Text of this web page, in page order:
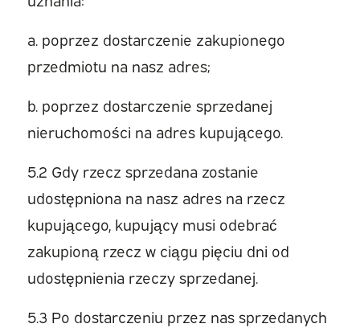
a. poprzez dostarczenie zakupionego
przedmiotu na nasz adres;
b. poprzez dostarczenie sprzedanej
nieruchomości na adres kupującego.
5.2 Gdy rzecz sprzedana zostanie
udostępniona na nasz adres na rzecz
kupującego, kupujący musi odebrać
zakupioną rzecz w ciągu pięciu dni od
udostępnienia rzeczy sprzedanej.
5.3 Po dostarczeniu przez nas sprzedanych